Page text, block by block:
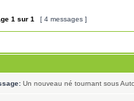
1 sur 1 [ 4 messages ]
Un nouveau né tournant sous